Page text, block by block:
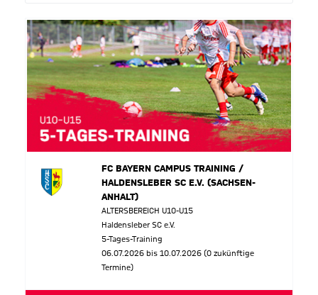
FC BAYERN CAMPUS TRAINING /
HALDENSLEBER SC E.V. (SACHSEN-
ANHALT)
ALTERSBEREICH U10-U15
Haldensleber SC e.V.
5-Tages-Training
06.07.2026 bis 10.07.2026 (0 zukünftige
Termine)